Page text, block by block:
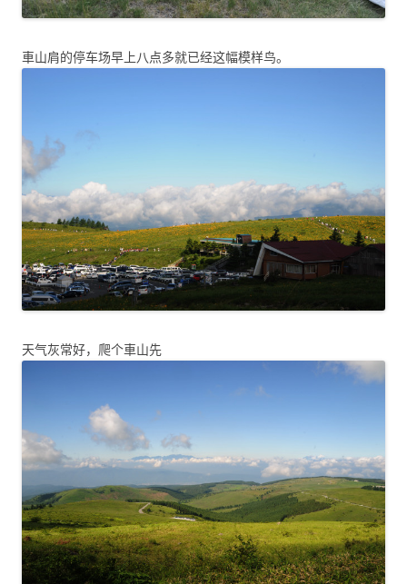
車山肩的停车场早上八点多就已经这幅模样鸟。
天气灰常好，爬个車山先